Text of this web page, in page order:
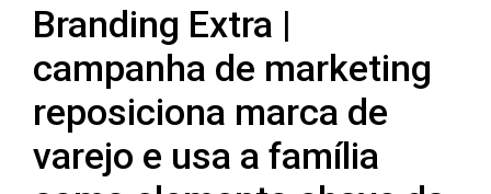
CONSULTORIA
ASSUNTOS
PUBLICAÇÕES
CONTATOS
Branding Extra |
campanha de marketing
reposiciona marca de
varejo e usa a família